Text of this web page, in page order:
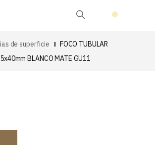
de superficie
FOCO TUBULAR
BLANCO MATE GU11